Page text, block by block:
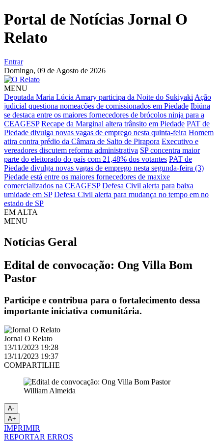
Portal de Notícias Jornal O
Relato
Entrar
Domingo, 09 de Agosto de 2026
MENU
Deputada Maria Lúcia Amary participa da Noite do Sukiyaki Ação
judicial questiona nomeações de comissionados em Piedade Ibiúna
se destaca entre os maiores fornecedores de brócolos ninja para a
CEAGESP Recape da Marginal altera trânsito em Piedade PAT de
Piedade divulga novas vagas de emprego nesta quinta-feira Homem
atira contra prédio da Câmara de Salto de Pirapora Executivo e
vereadores discutem reforma administrativa SP concentra maior
parte do eleitorado do país com 21,48% dos votantes PAT de
Piedade divulga novas vagas de emprego nesta segunda-feira (3)
Piedade está entre os maiores fornecedores de maxixe
comercializados na CEAGESP Defesa Civil alerta para baixa
umidade em SP Defesa Civil alerta para mudança no tempo em no
estado de SP
EM ALTA
MENU
Notícias Geral
Edital de convocação: Ong Villa Bom
Pastor
Participe e contribua para o fortalecimento dessa
importante iniciativa comunitária.
Jornal O Relato
13/11/2023 19:28
13/11/2023 19:37
COMPARTILHE
William Almeida
A-
A+
IMPRIMIR
REPORTAR ERROS